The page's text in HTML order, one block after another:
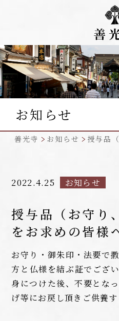
お知らせ
善光寺 お知らせ
授与品
2022.4.25 お知らせ
授与品（お守り
をお求めの皆様
お守り・御朱印・法要で
方と仏様を結ぶ証でござ
身につけた後、不要とな
げ等にお戻し頂きご供養す